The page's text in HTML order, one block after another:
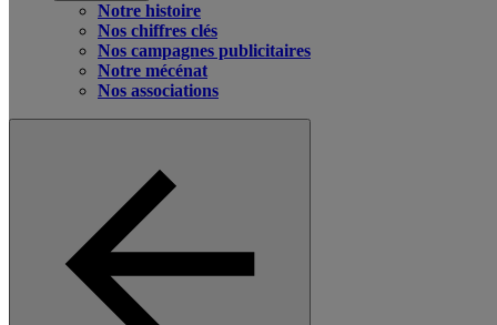
Notre histoire
Nos chiffres clés
Nos campagnes publicitaires
Notre mécénat
Nos associations